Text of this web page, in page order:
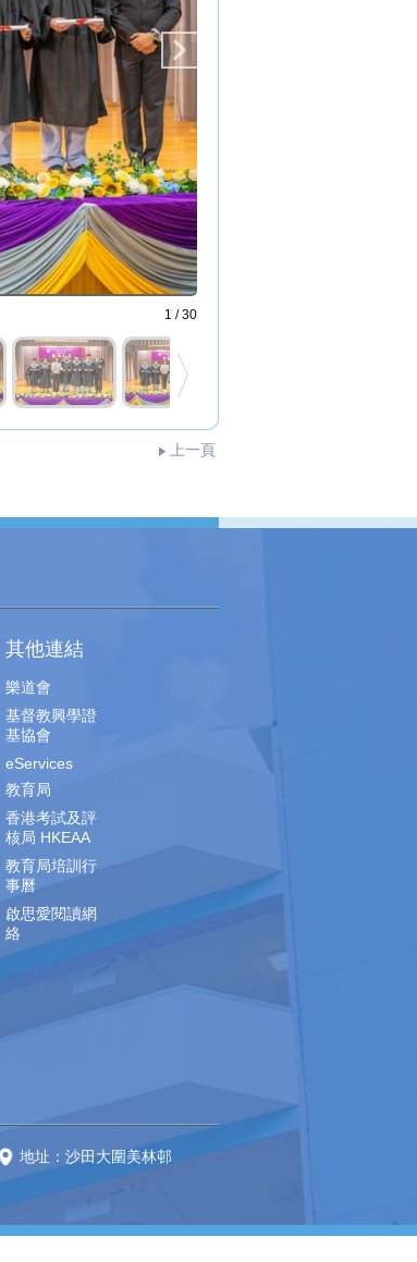
1 / 30
上一頁
其他連結
樂道會
基督教興學證
基協會
eServices
教育局
香港考試及評
核局 HKEAA
教育局培訓行
事曆
啟思愛閱讀網
絡
地址：沙田大圍美林邨